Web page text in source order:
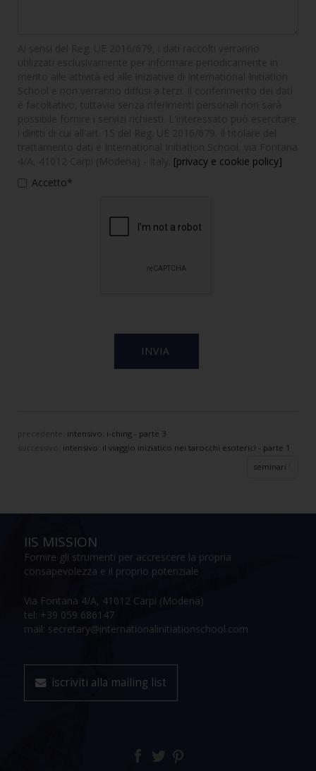
[privacy e cookie policy]
Accetto*
precedente: intensivo: i-ching - parte 3
intensivo: il viaggio iniziatico nei tarocchi esoterici - parte 1
seminari
IIS MISSION
Fornire gli strumenti per accrescere la propria
consapevolezza e il proprio potenziale
Via Fontana 4/A, 41012 Carpi (Modena)
tel: +39 059 686147
mail: secretary@internationalinitiationschool.com
iscriviti alla mailing list